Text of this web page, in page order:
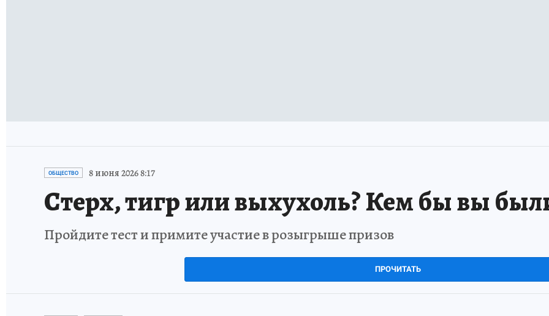
ОБЩЕСТВО 8 июня 2026 8:17
Стерх, тигр или выхухоль? Кем бы вы
Пройдите тест и примите участие в розыгрыше призов
ПРОЧИТАТЬ